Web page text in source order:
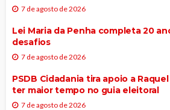
7 de agosto de 2026
Lei Maria da Penha completa 20
desafios
7 de agosto de 2026
PSDB Cidadania tira apoio a
ter maior tempo no guia eleitoral
7 de agosto de 2026